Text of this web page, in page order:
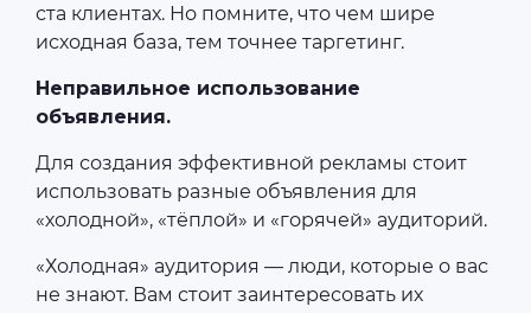
ста клиентах. Но помните, что чем шире
исходная база, тем точнее таргетинг.
Неправильное использование
объявления.
Для создания эффективной рекламы стоит
использовать разные объявления для
«холодной», «тёплой» и «горячей» аудиторий.
«Холодная» аудитория — люди, которые о вас
не знают. Вам стоит заинтересовать их